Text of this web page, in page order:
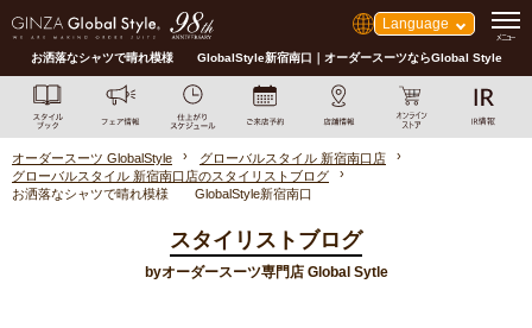
Language
お洒落なシャツで晴れ模様 GlobalStyle新宿南口｜オーダースーツならGlobal Style
オーダースーツ GlobalStyle
グローバルスタイル 新宿南口店
グローバルスタイル 新宿南口店のスタイリストブログ
お洒落なシャツで晴れ模様 GlobalStyle新宿南口
スタイリストブログ
byオーダースーツ専門店 Global Sytle